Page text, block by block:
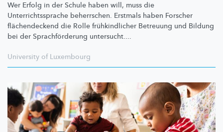
Wer Erfolg in der Schule haben will, muss die
Unterrichtssprache beherrschen. Erstmals haben Forscher
flächendeckend die Rolle frühkindlicher Betreuung und Bildung
bei der Sprachförderung untersucht....
University of Luxembourg